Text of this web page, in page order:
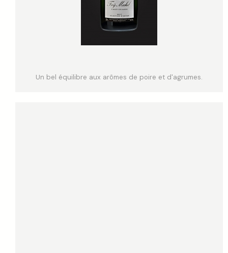
Un bel équilibre aux arômes de poire et d'agrumes.